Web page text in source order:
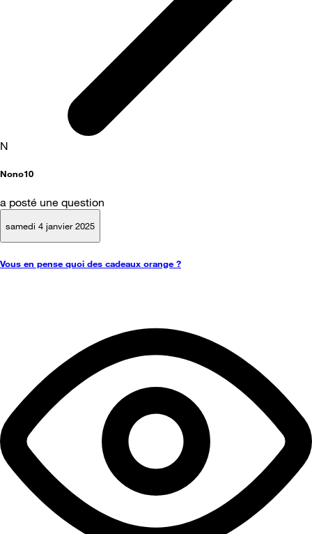
N
Nono10
a posté une question
samedi 4 janvier 2025
Vous en pense quoi des cadeaux orange ?